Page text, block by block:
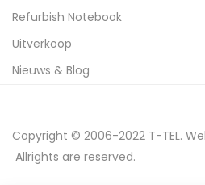
Refurbish Notebook
Uitverkoop
Nieuws & Blog
Copyright © 2006-2022 T-TEL.
Allrights are reserved.